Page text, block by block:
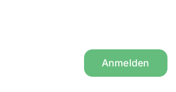
Anmelden